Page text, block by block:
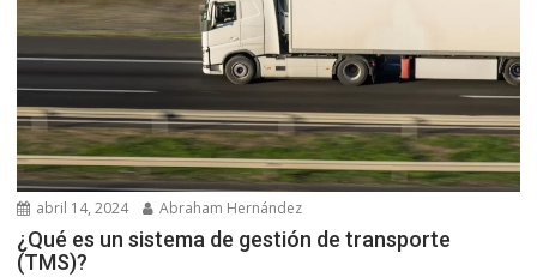
abril 14, 2024 Abraham Hernández
¿Qué es un sistema de gestión de transporte
(TMS)?